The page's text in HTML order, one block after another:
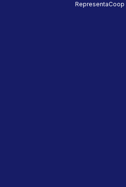
RepresentaCoop